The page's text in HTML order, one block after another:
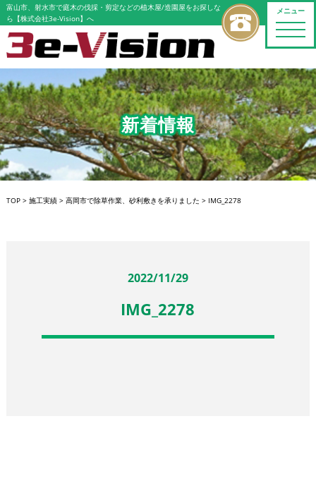
メニュー
toggle
富山市、射水市で庭木の伐採・剪定などの植木屋/造園屋をお探しな
ら【株式会社3e-Vision】へ
新着情報
TOP> 施工実績> 高岡市で除草作業、砂利敷きを承りました > IMG_2278
2022/11/29
IMG_2278